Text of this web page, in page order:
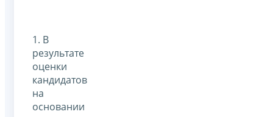
1. В
результате
оценки
кандидатов
на
основании